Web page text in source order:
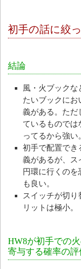
初手の話に絞
結論
風・火ブック
たいブックにお
義がある。ただ
ているものでは
ってるから強い
初手で配置でき
義があるが、ス
円環に行くの
も良い。
スイッチが切り
リットは極小。
HW8が初手での
寄与する確率の評